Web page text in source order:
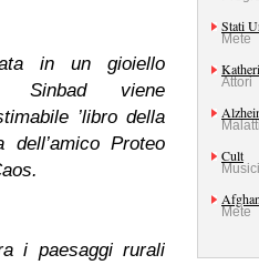
in un gioiello
Sinbad viene
’libro della
Proteo
i paesaggi rurali
Stati
Mete
Attori
Cult
Mete